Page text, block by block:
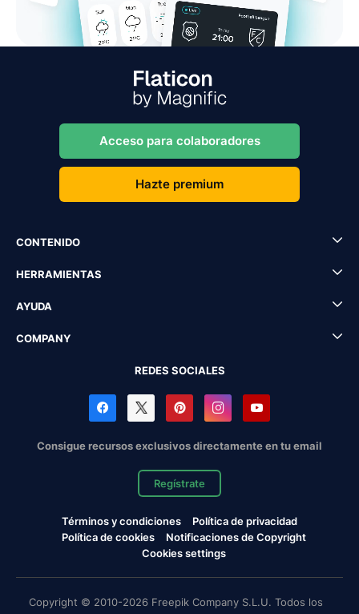
Acceso para colaboradores
Hazte premium
CONTENIDO
HERRAMIENTAS
AYUDA
COMPANY
REDES SOCIALES
Consigue recursos exclusivos directamente en tu email
Regístrate
Términos y condiciones
Política de privacidad
Política de cookies
Notificaciones de Copyright
Cookies settings
Copyright © 2010-2026 Freepik Company S.L.U. Todos los